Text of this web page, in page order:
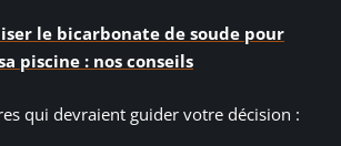
le bicarbonate de soude pour
piscine : nos conseils
qui devraient guider votre décision :